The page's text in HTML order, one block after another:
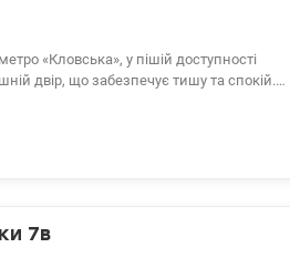
«Кловська», у пішій доступності
двір, що забезпечує тишу та спокій.
7в